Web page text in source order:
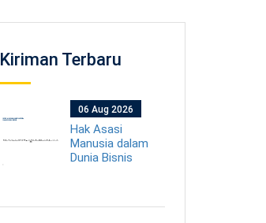
Kiriman Terbaru
06 Aug 2026
Hak Asasi
Manusia dalam
Dunia Bisnis